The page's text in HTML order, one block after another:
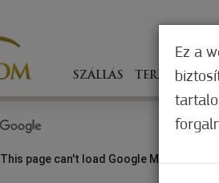
SZÁLLÁS TERÍTÉKEN
This page can't load Google Maps
Ez a